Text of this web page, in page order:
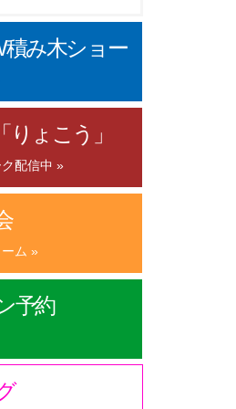
積み木ショー
りょこう」
配信中 »
ム »
予約